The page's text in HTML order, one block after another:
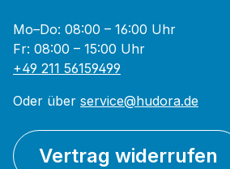
Mo–Do: 08:00 – 16:00 Uhr
Fr: 08:00 – 15:00 Uhr
+49 211 56159499
Oder über service@hudora.de
Vertrag widerrufen